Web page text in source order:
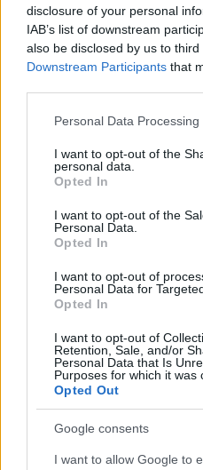
disclosure of your personal
IAB’s list of downstream
also be disclosed by us to
Downstream Participants that
Please note that this website/
not limited to your visit or
grant or deny consent to
use your data for below
consent section.
Personal Data
I want to opt-out of the
personal data.
Opted In
I want to opt-out of the
Personal Data.
Opted In
I want to opt-out of
Personal Data for
Opted In
I want to opt-out of
Retention, Sale, and/or
Personal Data that Is
Purposes for which it was
Opted Out
Google consents
I want to allow Google to
Condividi l'articolo
F
a
ce
b
o
o
k
T
w
it
te
r
Pi
n
te
re
st
W
h
at
s
p
Articolo
NOTIZIE RECENTI
“Sul filo del
reading su Atzeni
La Maddalena,
center di Tegge